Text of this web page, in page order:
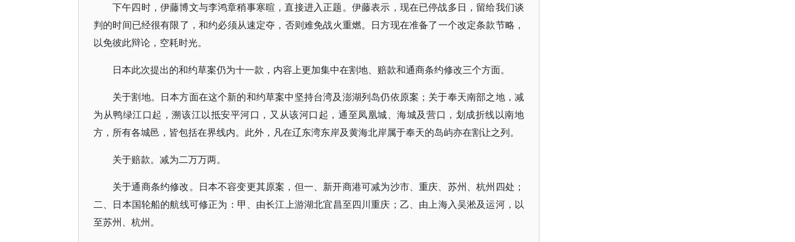
下午四时，伊藤博文与李鸿章稍事寒暄，直接进入正题。伊藤表示，现在已停战多日，留给我们谈
判的时间已经很有限了，和约必须从速定夺，否则难免战火重燃。日方现在准备了一个改定条款节略，
以免彼此辩论，空耗时光。
日本此次提出的和约草案仍为十一款，内容上更加集中在割地、赔款和通商条约修改三个方面。
关于割地。日本方面在这个新的和约草案中坚持台湾及澎湖列岛仍依原案；关于奉天南部之地，减
为从鸭绿江口起，溯该江以抵安平河口，又从该河口起，通至凤凰城、海城及营口，划成折线以南地
方，所有各城邑，皆包括在界线内。此外，凡在辽东湾东岸及黄海北岸属于奉天的岛屿亦在割让之列。
关于赔款。减为二万万两。
关于通商条约修改。日本不容变更其原案，但一、新开商港可减为沙市、重庆、苏州、杭州四处；
二、日本国轮船的航线可修正为：甲、由长江上游湖北宜昌至四川重庆；乙、由上海入吴淞及运河，以
至苏州、杭州。